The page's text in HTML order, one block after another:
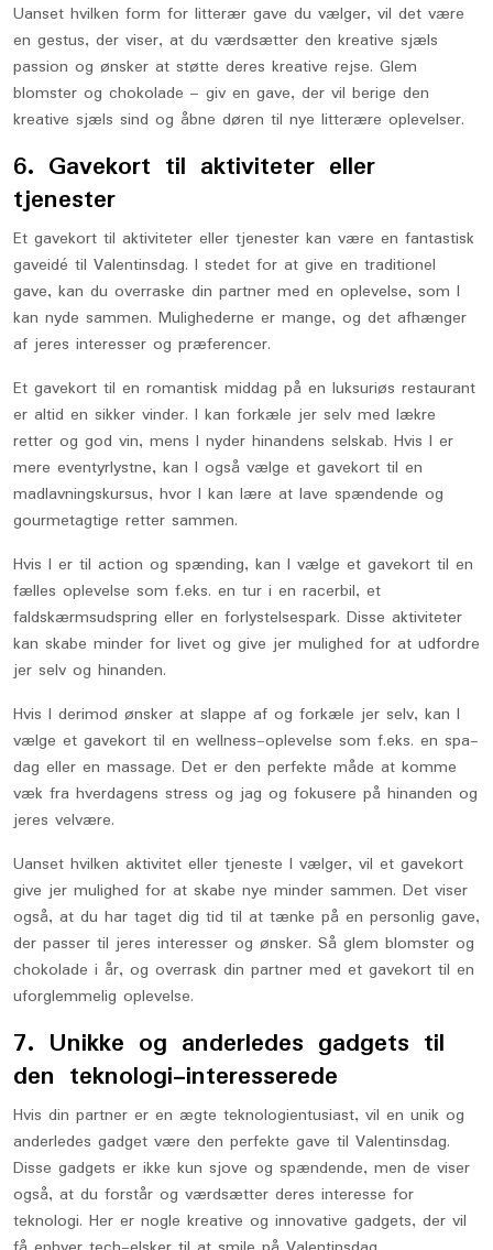
Uanset hvilken form for litterær gave du vælger, vil det være
en gestus, der viser, at du værdsætter den kreative sjæls
passion og ønsker at støtte deres kreative rejse. Glem
blomster og chokolade – giv en gave, der vil berige den
kreative sjæls sind og åbne døren til nye litterære oplevelser.
6. Gavekort til aktiviteter eller
tjenester
Et gavekort til aktiviteter eller tjenester kan være en fantastisk
gaveidé til Valentinsdag. I stedet for at give en traditionel
gave, kan du overraske din partner med en oplevelse, som I
kan nyde sammen. Mulighederne er mange, og det afhænger
af jeres interesser og præferencer.
Et gavekort til en romantisk middag på en luksuriøs restaurant
er altid en sikker vinder. I kan forkæle jer selv med lækre
retter og god vin, mens I nyder hinandens selskab. Hvis I er
mere eventyrlystne, kan I også vælge et gavekort til en
madlavningskursus, hvor I kan lære at lave spændende og
gourmetagtige retter sammen.
Hvis I er til action og spænding, kan I vælge et gavekort til en
fælles oplevelse som f.eks. en tur i en racerbil, et
faldskærmsudspring eller en forlystelsespark. Disse aktiviteter
kan skabe minder for livet og give jer mulighed for at udfordre
jer selv og hinanden.
Hvis I derimod ønsker at slappe af og forkæle jer selv, kan I
vælge et gavekort til en wellness-oplevelse som f.eks. en spa-
dag eller en massage. Det er den perfekte måde at komme
væk fra hverdagens stress og jag og fokusere på hinanden og
jeres velvære.
Uanset hvilken aktivitet eller tjeneste I vælger, vil et gavekort
give jer mulighed for at skabe nye minder sammen. Det viser
også, at du har taget dig tid til at tænke på en personlig gave,
der passer til jeres interesser og ønsker. Så glem blomster og
chokolade i år, og overrask din partner med et gavekort til en
uforglemmelig oplevelse.
7. Unikke og anderledes gadgets til
den teknologi-interesserede
Hvis din partner er en ægte teknologientusiast, vil en unik og
anderledes gadget være den perfekte gave til Valentinsdag.
Disse gadgets er ikke kun sjove og spændende, men de viser
også, at du forstår og værdsætter deres interesse for
teknologi. Her er nogle kreative og innovative gadgets, der vil